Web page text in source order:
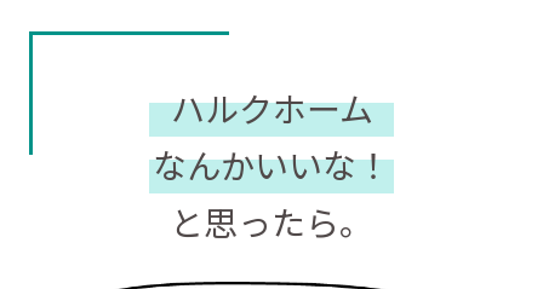
ハルクホーム
なんかいいな！
と思ったら。